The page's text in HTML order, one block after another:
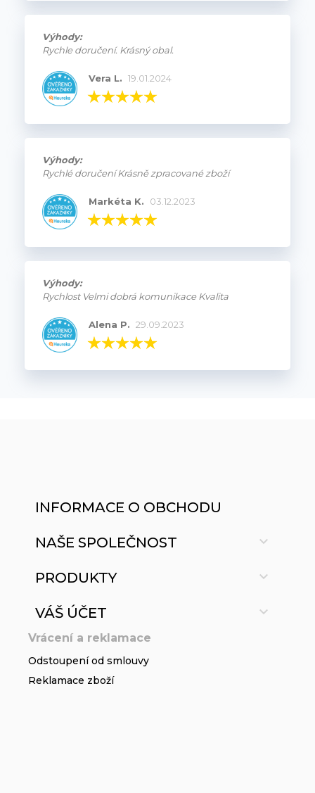
Výhody:
Rychle doručení. Krásný obal.
Vera L. 19.01.2024
Výhody:
Rychlé doručení Krásně zpracované zboží
Markéta K. 03.12.2023
Výhody:
Rychlost Velmi dobrá komunikace Kvalita
Alena P. 29.09.2023
INFORMACE O OBCHODU
NAŠE SPOLEČNOST 
PRODUKTY 
VÁŠ ÚČET 
Vrácení a reklamace
Odstoupení od smlouvy
Reklamace zboží